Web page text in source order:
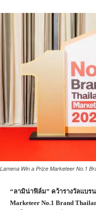
Lamena Win a Prize Marketeer No.1
“ลามิน่าฟิล์ม” คว้ารางวัลแบ
Marketeer No.1 Brand